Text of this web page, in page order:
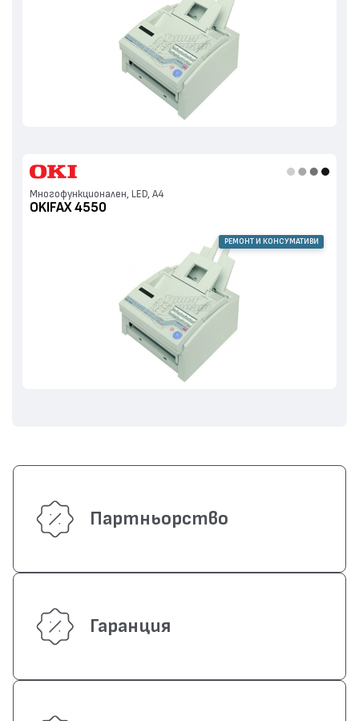
Многофункционален, LED, А4
OKIFAX 4550
РЕМОНТ И КОНСУМАТИВИ
Партньорство
Гаранция